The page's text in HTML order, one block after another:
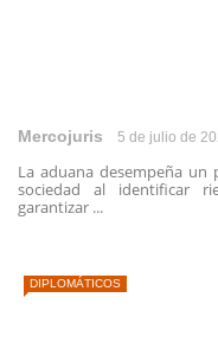
Mercojuris 5 de julio de
La aduana desempeña
sociedad al identificar
garantizar ...
DIPLOMÁTICOS